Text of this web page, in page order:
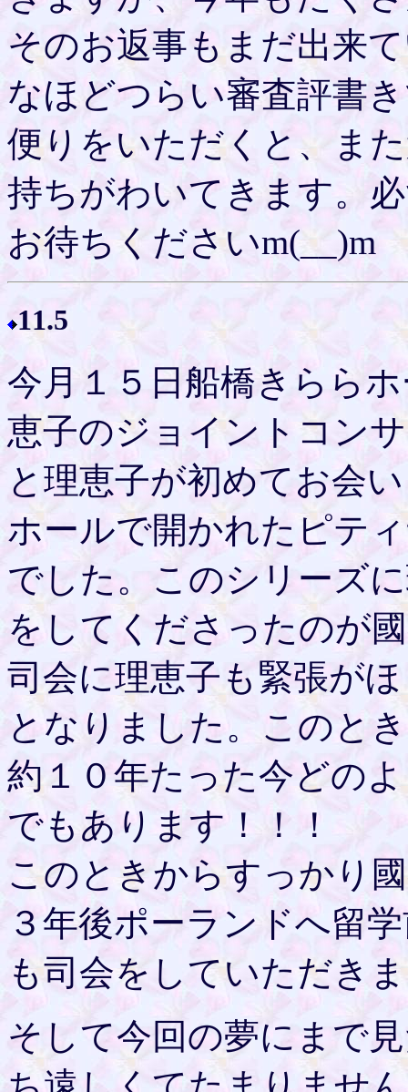
そのお返事もまだ出来
なほどつらい審査評書
便りをいただくと、ま
持ちがわいてきます。
お待ちくださいm(__)m
11.5
今月１５日船橋きらら
恵子のジョイントコン
と理恵子が初めてお会
ホールで開かれたピテ
でした。このシリーズ
をしてくださったのが
司会に理恵子も緊張が
となりました。このと
約１０年たった今どの
でもあります！！！
このときからすっかり
３年後ポーランドへ留
も司会をしていただき
そして今回の夢にまで